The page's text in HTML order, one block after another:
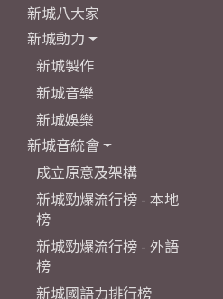
新城八大家
新城動力
新城製作
新城音樂
新城娛樂
新城音統會
成立原意及架構
新城勁爆流行榜 - 本地
榜
新城勁爆流行榜 - 外語
榜
新城國語力排行榜